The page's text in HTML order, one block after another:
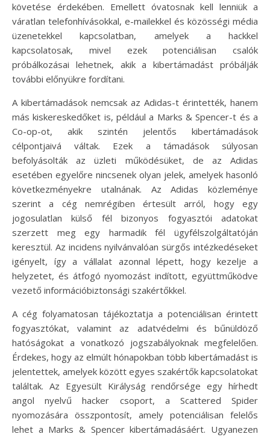
követése érdekében. Emellett óvatosnak kell lenniük a
váratlan telefonhívásokkal, e-mailekkel és közösségi média
üzenetekkel kapcsolatban, amelyek a hackkel
kapcsolatosak, mivel ezek potenciálisan csalók
próbálkozásai lehetnek, akik a kibertámadást próbálják
további előnyükre fordítani.
A kibertámadások nemcsak az Adidas-t érintették, hanem
más kiskereskedőket is, például a Marks & Spencer-t és a
Co-op-ot, akik szintén jelentős kibertámadások
célpontjaivá váltak. Ezek a támadások súlyosan
befolyásolták az üzleti működésüket, de az Adidas
esetében egyelőre nincsenek olyan jelek, amelyek hasonló
következményekre utalnának. Az Adidas közleménye
szerint a cég nemrégiben értesült arról, hogy egy
jogosulatlan külső fél bizonyos fogyasztói adatokat
szerzett meg egy harmadik fél ügyfélszolgáltatóján
keresztül. Az incidens nyilvánvalóan sürgős intézkedéseket
igényelt, így a vállalat azonnal lépett, hogy kezelje a
helyzetet, és átfogó nyomozást indított, együttműködve
vezető információbiztonsági szakértőkkel.
A cég folyamatosan tájékoztatja a potenciálisan érintett
fogyasztókat, valamint az adatvédelmi és bűnüldöző
hatóságokat a vonatkozó jogszabályoknak megfelelően.
Érdekes, hogy az elmúlt hónapokban több kibertámadást is
jelentettek, amelyek között egyes szakértők kapcsolatokat
találtak. Az Egyesült Királyság rendőrsége egy hírhedt
angol nyelvű hacker csoport, a Scattered Spider
nyomozására összpontosít, amely potenciálisan felelős
lehet a Marks & Spencer kibertámadásáért. Ugyanezen